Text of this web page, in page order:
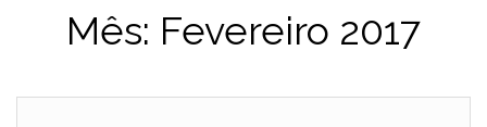
Mês: Fevereiro 2017